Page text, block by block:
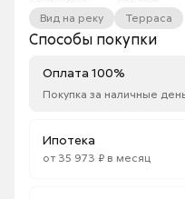
Вид на реку Терраса
Способы покупки
Оплата 100%
Ипотека
от 35 973 ₽ в месяц